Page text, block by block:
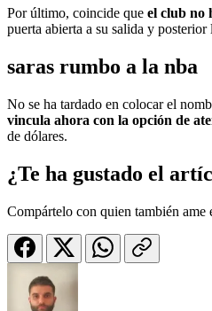
Por último, coincide que el club no
puerta abierta a su salida y posterior
saras rumbo a la nba
No se ha tardado en colocar el
vincula ahora con la opción de
de dólares.
¿Te ha gustado el
Compártelo con quien también ame